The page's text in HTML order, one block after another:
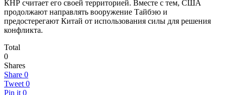
КНР считает его своей территорией. Вместе с тем, США
продолжают направлять вооружение Тайбэю и
предостерегают Китай от использования силы для решения
конфликта.
Total
0
Shares
Share 0
Tweet 0
Pin it 0